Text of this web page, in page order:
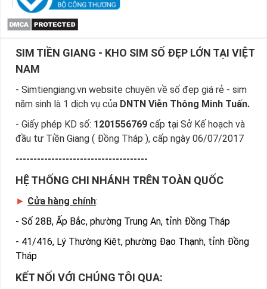
SIM TIỀN GIANG - KHO SIM SỐ ĐẸP LỚN TẠI VIỆT
NAM
- Simtiengiang.vn website chuyên về số đẹp giá rẻ - sim
năm sinh là 1 dịch vụ của DNTN Viễn Thông Minh Tuấn.
- Giấy phép KD số: 1201556769 cấp tại Sở Kế hoạch và
đầu tư Tiền Giang ( Đồng Tháp ), cấp ngày 06/07/2017
-------------------------------------
HỆ THỐNG CHI NHÁNH TRÊN TOÀN QUỐC
► Cửa hàng chính:
- Số 28B, Ấp Bắc, phường Trung An, tỉnh Đồng Tháp
- 41/416, Lý Thường Kiệt, phường Đạo Thạnh, tỉnh Đồng
Tháp
KẾT NỐI VỚI CHÚNG TÔI QUA: